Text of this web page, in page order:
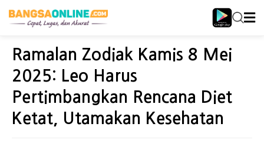
Home Tren
Ramalan Zodiak Kamis 8 Mei
2025: Leo Harus
Pertimbangkan Rencana Diet
Ketat, Utamakan Kesehatan